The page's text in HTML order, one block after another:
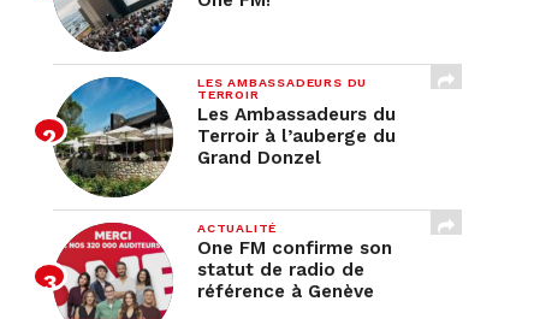
LES AMBASSADEURS DU
TERROIR
Les Ambassadeurs du
Terroir à l’auberge du
Grand Donzel
ACTUALITÉ
One FM confirme son
statut de radio de
référence à Genève